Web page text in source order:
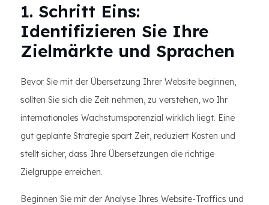
1. Schritt Eins:
Identifizieren Sie Ihre
Zielmärkte und Sprachen
Bevor Sie mit der Übersetzung Ihrer Website beginnen,
sollten Sie sich die Zeit nehmen, zu verstehen, wo Ihr
internationales Wachstumspotenzial wirklich liegt. Eine
gut geplante Strategie spart Zeit, reduziert Kosten und
stellt sicher, dass Ihre Übersetzungen die richtige
Zielgruppe erreichen.
Beginnen Sie mit der Analyse Ihres Website-Traffics und